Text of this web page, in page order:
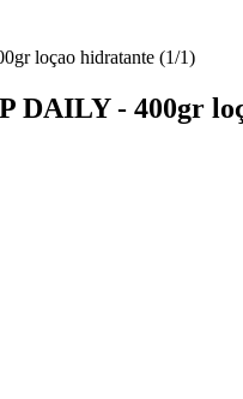
DAILY - 400gr